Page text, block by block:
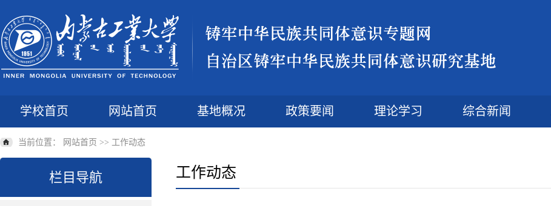
学校首页 网站首页 基地概况 政策要闻 理论学习 综合新闻
当前位置： 网站首页 >> 工作动态
栏目导航 工作动态